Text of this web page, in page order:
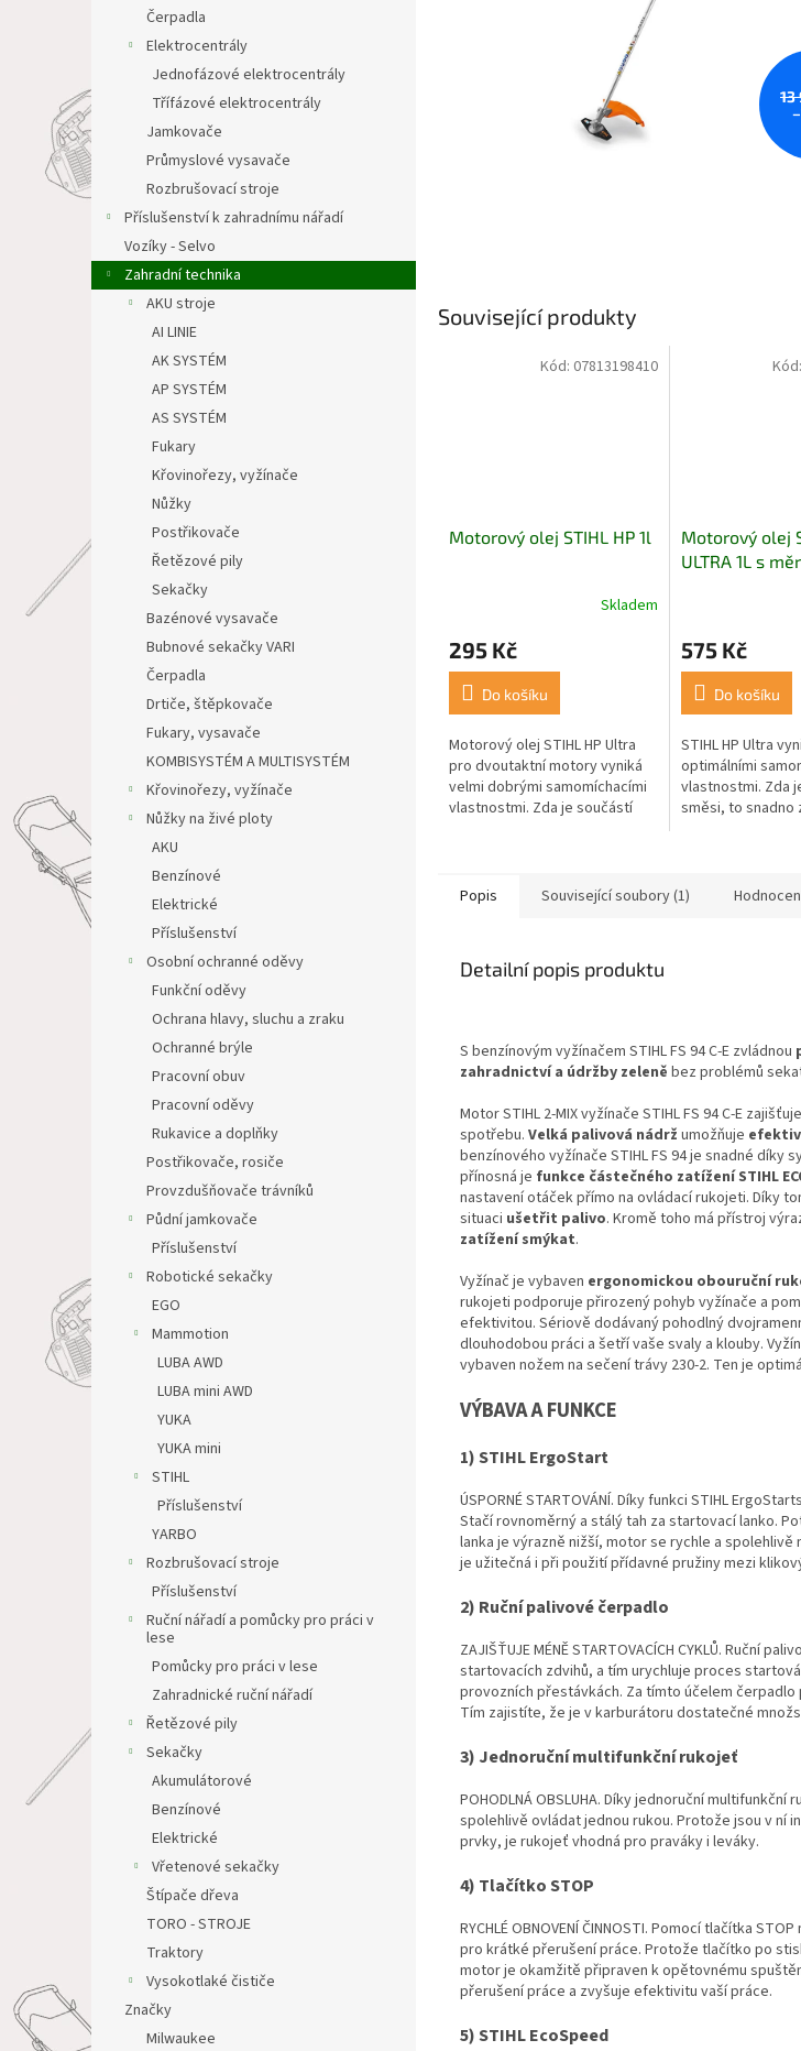
Čerpadla
Elektrocentrály
Jednofázové elektrocentrály
Třífázové elektrocentrály
Jamkovače
Průmyslové vysavače
Rozbrušovací stroje
Příslušenství k zahradnímu nářadí
Vozíky - Selvo
Zahradní technika
AKU stroje
AI LINIE
AK SYSTÉM
AP SYSTÉM
AS SYSTÉM
Fukary
Křovinořezy, vyžínače
Nůžky
Postřikovače
Řetězové pily
Sekačky
Bazénové vysavače
Bubnové sekačky VARI
Čerpadla
Drtiče, štěpkovače
Fukary, vysavače
KOMBISYSTÉM A MULTISYSTÉM
Křovinořezy, vyžínače
Nůžky na živé ploty
AKU
Benzínové
Elektrické
Příslušenství
Osobní ochranné oděvy
Funkční oděvy
Ochrana hlavy, sluchu a zraku
Ochranné brýle
Pracovní obuv
Pracovní oděvy
Rukavice a doplňky
Postřikovače, rosiče
Provzdušňovače trávníků
Půdní jamkovače
Příslušenství
Robotické sekačky
EGO
Mammotion
LUBA AWD
LUBA mini AWD
YUKA
YUKA mini
STIHL
Příslušenství
YARBO
Rozbrušovací stroje
Příslušenství
Ruční nářadí a pomůcky pro práci v
lese
Pomůcky pro práci v lese
Zahradnické ruční nářadí
Řetězové pily
Sekačky
Akumulátorové
Benzínové
Elektrické
Vřetenové sekačky
Štípače dřeva
TORO - STROJE
Traktory
Vysokotlaké čističe
Značky
Milwaukee
13
Související produkty
Motorový olej STIHL HP 1l
Skladem
295 Kč
Do košíku
Motorový olej STIHL HP Ultra
pro dvoutaktní motory vyniká
velmi dobrými samomíchacími
vlastnostmi. Zda je součástí
Kód: 07813198410
Motorový olej
ULTRA 1L s
produktu
je
5,0
z
hvězdiček.
575 Kč
Do košíku
STIHL HP Ultra
optimálními
vlastnostmi. Zda
směsi, to
Kód:
Popis Související soubory (1)
Detailní popis produktu
S benzínovým vyžínačem STIHL FS 94 C-E zvládnou
zahradnictví a údržby zeleně bez problémů
Motor STIHL 2-MIX vyžínače STIHL FS 94 C-E
spotřebu. Velká palivová nádrž umožňuje
benzínového vyžínače STIHL FS 94 je snadné díky
přínosná je funkce částečného zatížení STIHL
nastavení otáček přímo na ovládací rukojeti. Díky
situaci ušetřit palivo. Kromě toho má přístroj
zatížení smýkat.
Vyžínač je vybaven ergonomickou obouruční
rukojeti podporuje přirozený pohyb vyžínače a
efektivitou. Sériově dodávaný pohodlný
dlouhodobou práci a šetří vaše svaly a klouby.
vybaven nožem na sečení trávy 230-2. Ten je
VÝBAVA A FUNKCE
1) STIHL ErgoStart
ÚSPORNÉ STARTOVÁNÍ. Díky funkci STIHL
Stačí rovnoměrný a stálý tah za startovací lanko.
lanka je výrazně nižší, motor se rychle a
je užitečná i při použití přídavné pružiny mezi
2) Ruční palivové čerpadlo
ZAJIŠŤUJE MÉNĚ STARTOVACÍCH CYKLŮ. Ruční
startovacích zdvihů, a tím urychluje proces
provozních přestávkách. Za tímto účelem
Tím zajistíte, že je v karburátoru dostatečné
3) Jednoruční multifunkční rukojeť
POHODLNÁ OBSLUHA. Díky jednoruční
spolehlivě ovládat jednou rukou. Protože jsou v ní
prvky, je rukojeť vhodná pro praváky i leváky.
4) Tlačítko STOP
RYCHLÉ OBNOVENÍ ČINNOSTI. Pomocí tlačítka
pro krátké přerušení práce. Protože tlačítko po
motor je okamžitě připraven k opětovnému
přerušení práce a zvyšuje efektivitu vaší práce.
5) STIHL EcoSpeed